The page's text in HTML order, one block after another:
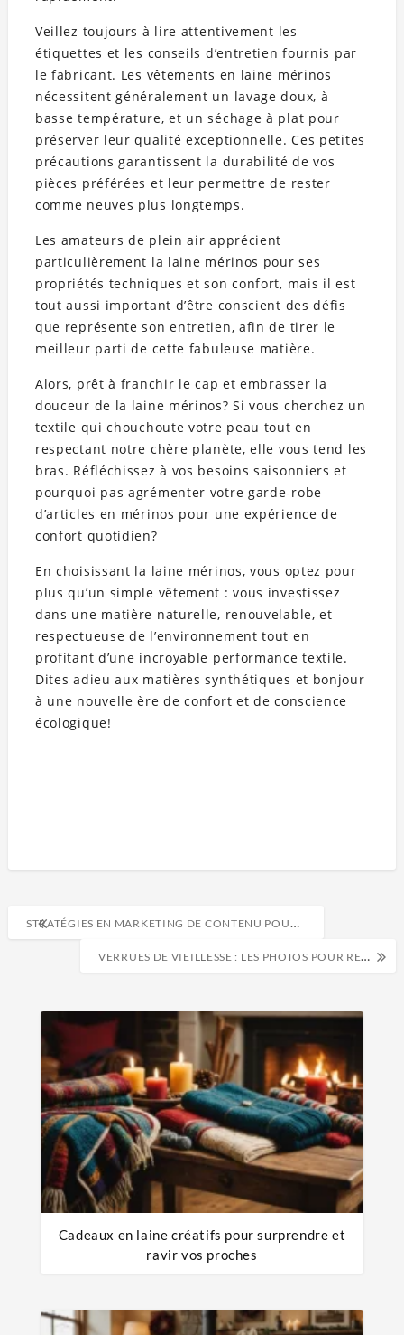
Veillez toujours à lire attentivement les
étiquettes et les conseils d’entretien fournis par
le fabricant. Les vêtements en laine mérinos
nécessitent généralement un lavage doux, à
basse température, et un séchage à plat pour
préserver leur qualité exceptionnelle. Ces petites
précautions garantissent la durabilité de vos
pièces préférées et leur permettre de rester
comme neuves plus longtemps.
Les amateurs de plein air apprécient
particulièrement la laine mérinos pour ses
propriétés techniques et son confort, mais il est
tout aussi important d’être conscient des défis
que représente son entretien, afin de tirer le
meilleur parti de cette fabuleuse matière.
Alors, prêt à franchir le cap et embrasser la
douceur de la laine mérinos? Si vous cherchez un
textile qui chouchoute votre peau tout en
respectant notre chère planète, elle vous tend les
bras. Réfléchissez à vos besoins saisonniers et
pourquoi pas agrémenter votre garde-robe
d’articles en mérinos pour une expérience de
confort quotidien?
En choisissant la laine mérinos, vous optez pour
plus qu’un simple vêtement : vous investissez
dans une matière naturelle, renouvelable, et
respectueuse de l’environnement tout en
profitant d’une incroyable performance textile.
Dites adieu aux matières synthétiques et bonjour
à une nouvelle ère de confort et de conscience
écologique!
STRATÉGIES EN MARKETING DE CONTENU POUR PME : BOOSTEZ VOTRE IMPACT DIGITAL
VERRUES DE VIEILLESSE : LES PHOTOS POUR RECONNAÎTRE ET DIFFÉRENCIER LES LÉSIONS
Cadeaux en laine créatifs pour surprendre et
ravir vos proches